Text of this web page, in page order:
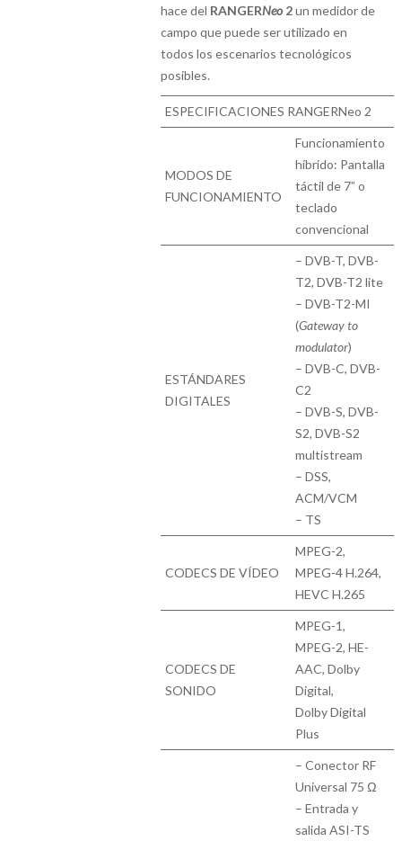
hace del RANGERNeo2un medidor de
campo que puede ser utilizado en
todos los escenarios tecnológicos
posibles.
ESPECIFICACIONES RANGERNeo 2
MODOS DE
FUNCIONAMIENTO
Funcionamiento
híbrido: Pantalla
táctil de 7” o
teclado
convencional
ESTÁNDARES
DIGITALES
– DVB-T, DVB-
T2, DVB-T2 lite
– DVB-T2-MI
(Gateway to
modulator)
– DVB-C, DVB-
C2
– DVB-S, DVB-
S2, DVB-S2
multistream
– DSS,
ACM/VCM
– TS
CODECS DE VÍDEO
MPEG-2,
MPEG-4 H.264,
HEVC H.265
CODECS DE
SONIDO
MPEG-1,
MPEG-2, HE-
AAC, Dolby
Digital,
Dolby Digital
Plus
– Conector RF
Universal 75 Ω
– Entrada y
salida ASI-TS